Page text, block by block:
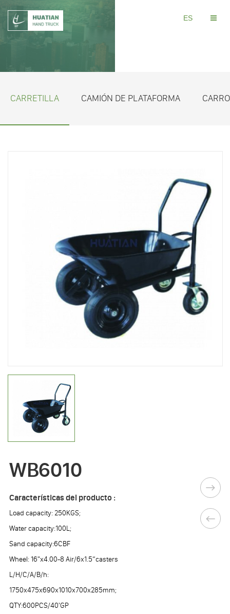
ES
CARRETILLA CAMIÓN DE PLATAFORMA
WB6010
Características del producto :
Load capacity: 250KGS;
Water capacity:100L;
Sand capacity:6CBF
Wheel: 16"x4.00-8 Air/6x1.5“casters
L/H/C/A/B/h:
1750x475x690x1010x700x285mm;
QTY:600PCS/40'GP